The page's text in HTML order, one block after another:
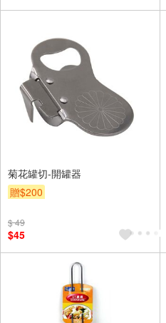
菊花罐切-開罐器
贈$200
$ 49
$45